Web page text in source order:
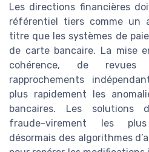
Les directions financières
référentiel tiers comme un
titre que les systèmes de
de carte bancaire. La mise
cohérence, de
rapprochements
plus rapidement les
bancaires. Les solutions
fraude-virement les
désormais des algorithmes